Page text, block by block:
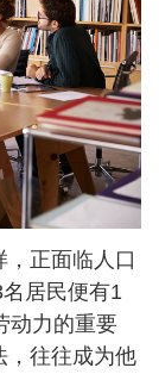
正面临人口
居民便有1
动力的重要
，往往成为他